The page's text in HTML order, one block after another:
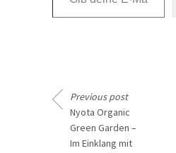
Previous post
Nyota Organic
Green Garden –
Im Einklang mit